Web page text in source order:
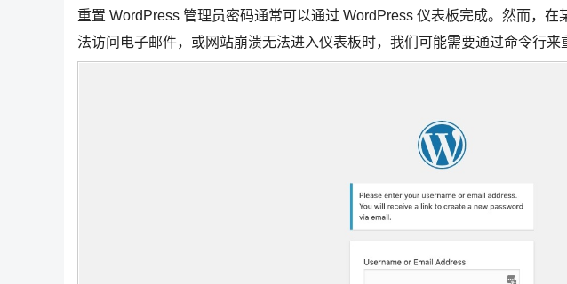
重置 WordPress 管理员密码通常可以通过 WordPress 仪表板完成。然而，
法访问电子邮件，或网站崩溃无法进入仪表板时，我们可能需要通过命令行来